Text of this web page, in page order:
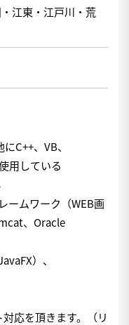
江東・江戸川・荒
、VB、
用している
ームワーク（WEB画
、Oracle
）、
応を頂きます。（リ